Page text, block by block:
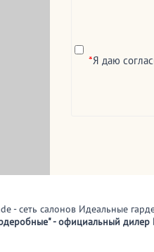
*Я даю
- сеть салонов Идеальные
- официальный дилер